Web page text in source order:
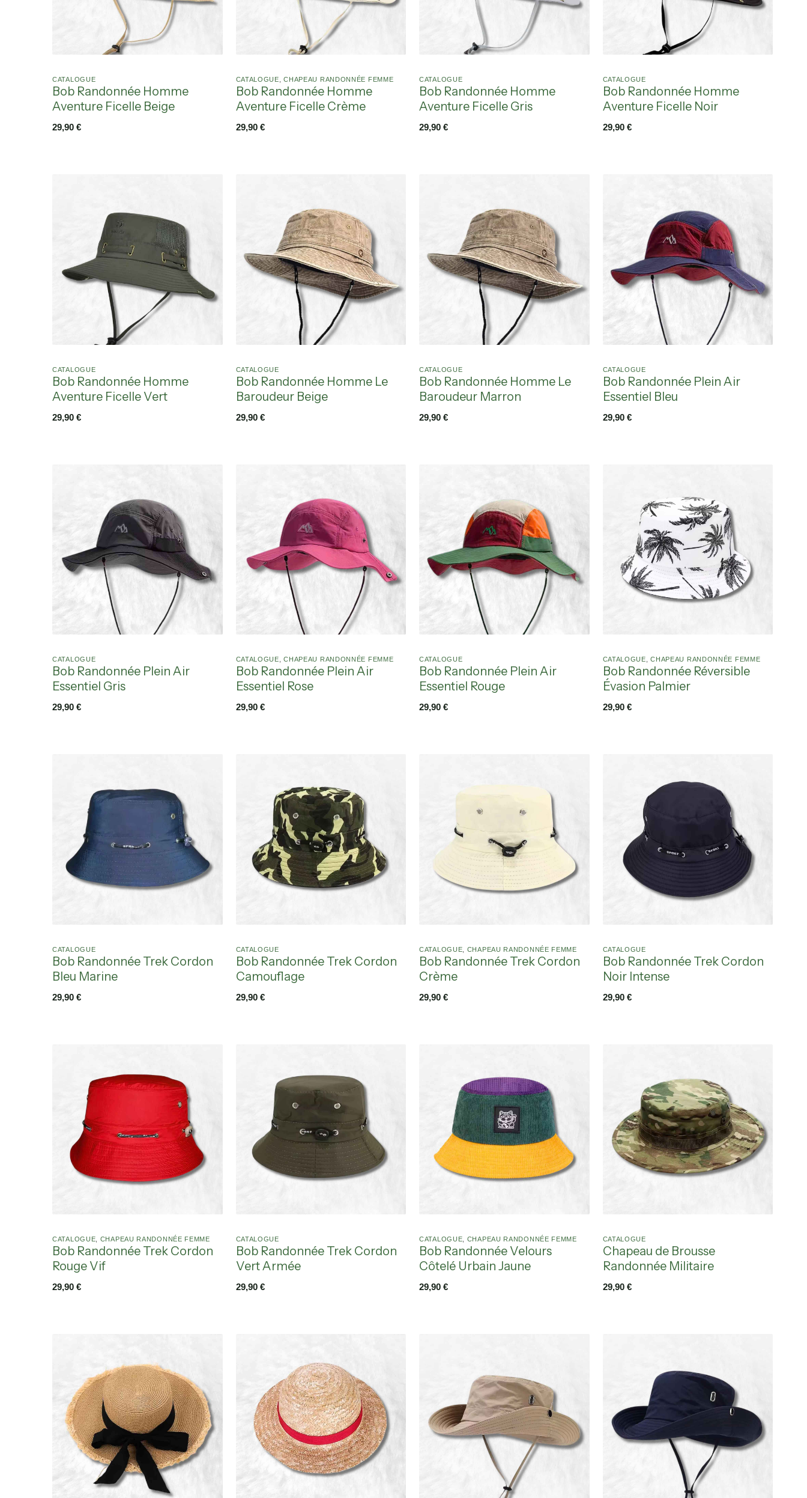
CATALOGUE
Bob Randonnée Homme
Aventure Ficelle Beige
29,90 €
CATALOGUE ,CHAPEAU RANDONNÉE FEMME
Bob Randonnée Homme
Aventure Ficelle Crème
29,90 €
CATALOGUE
Bob Randonnée Homme
Aventure Ficelle Gris
29,90 €
CATALOGUE
Bob Randonnée Homme
Aventure Ficelle Noir
29,90 €
CATALOGUE
Bob Randonnée Homme
Aventure Ficelle Vert
29,90 €
CATALOGUE
Bob Randonnée Homme Le
Baroudeur Beige
29,90 €
CATALOGUE
Bob Randonnée Homme Le
Baroudeur Marron
29,90 €
CATALOGUE
Bob Randonnée Plein Air
Essentiel Bleu
29,90 €
CATALOGUE
Bob Randonnée Plein Air
Essentiel Gris
29,90 €
CATALOGUE ,CHAPEAU RANDONNÉE FEMME
Bob Randonnée Plein Air
Essentiel Rose
29,90 €
CATALOGUE
Bob Randonnée Plein Air
Essentiel Rouge
29,90 €
CATALOGUE ,CHAPEAU RANDONNÉE FEMME
Bob Randonnée Réversible
Évasion Palmier
29,90 €
CATALOGUE
Bob Randonnée Trek Cordon
Bleu Marine
29,90 €
CATALOGUE
Bob Randonnée Trek Cordon
Camouflage
29,90 €
CATALOGUE CHAPEAU RANDONNÉE FEMME
Bob Randonnée Trek Cordon
Crème
29,90 €
CATALOGUE
Bob Randonnée Trek Cordon
Noir Intense
29,90 €
CATALOGUE CHAPEAU RANDONNÉE FEMME
Bob Randonnée Trek Cordon
Rouge Vif
29,90 €
CATALOGUE
Bob Randonnée Trek Cordon
Vert Armée
29,90 €
CATALOGUE CHAPEAU RANDONNÉE FEMME
Bob Randonnée Velours
Côtelé Urbain Jaune
29,90 €
CATALOGUE
Chapeau de Brousse
Randonnée Militaire
29,90 €